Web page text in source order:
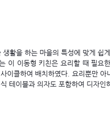
활을 하는 마을의 특성에 맞게 쉽
이 이동형 키친은 요리할 때 필요
이클하여 배치하였다. 요리뿐만 아
테이블과 의자도 포함하여 디자인